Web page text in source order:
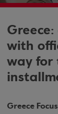
with
way for
Greece